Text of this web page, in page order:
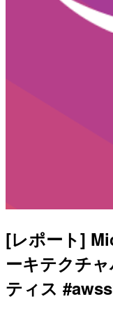
[レポート]
ーキテクチ
ティス